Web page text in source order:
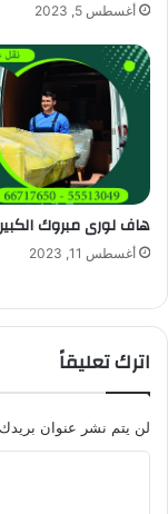
أغسطس 5, 2023
هاف لورى مبروك الكبير
أغسطس 11, 2023
اترك تعليقاً
لن يتم نشر عنوان بريدك